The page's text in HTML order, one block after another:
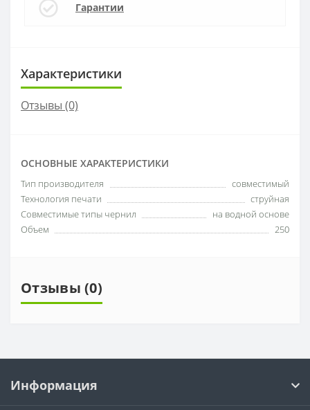
Гарантии
Характеристики
Отзывы (0)
ОСНОВНЫЕ ХАРАКТЕРИСТИКИ
Тип производителя
совместимый
Технология печати
струйная
Совместимые типы чернил
на водной основе
Объем
250
Отзывы (0)
Информация